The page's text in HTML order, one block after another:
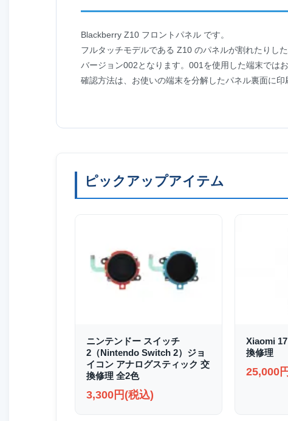
Blackberry Z10 フロントパネル です。
フルタッチモデルである Z10 のパネルが割れたりし
バージョン002となります。001を使用した端末では
確認方法は、お使いの端末を分解したパネル裏面に印
ピックアップアイテム
ニンテンドー スイッチ
2（Nintendo Switch 2）ジョ
イコン アナログスティック 交
換修理 全2色
3,300円(税込)
Xiaomi
換修理
25,000